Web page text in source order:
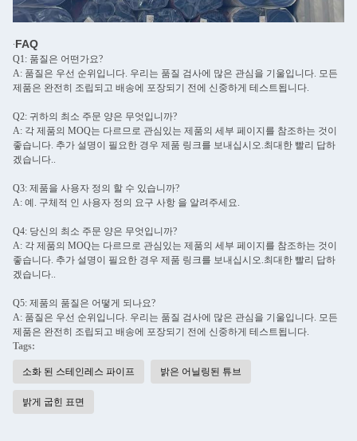
∙FAQ
Q1: 품질은 어떤가요?
A: 품질은 우선 순위입니다. 우리는 품질 검사에 많은 관심을 기울입니다. 모든
제품은 완전히 조립되고 배송에 포장되기 전에 신중하게 테스트됩니다.
Q2: 귀하의 최소 주문 양은 무엇입니까?
A: 각 제품의 MOQ는 다르므로 관심있는 제품의 세부 페이지를 참조하는 것이
좋습니다. 추가 설명이 필요한 경우 제품 링크를 보내십시오.최대한 빨리 답하
겠습니다..
Q3: 제품을 사용자 정의 할 수 있습니까?
A: 예. 구체적 인 사용자 정의 요구 사항 을 알려주세요.
Q4: 당신의 최소 주문 양은 무엇입니까?
A: 각 제품의 MOQ는 다르므로 관심있는 제품의 세부 페이지를 참조하는 것이
좋습니다. 추가 설명이 필요한 경우 제품 링크를 보내십시오.최대한 빨리 답하
겠습니다..
Q5: 제품의 품질은 어떻게 되나요?
A: 품질은 우선 순위입니다. 우리는 품질 검사에 많은 관심을 기울입니다. 모든
제품은 완전히 조립되고 배송에 포장되기 전에 신중하게 테스트됩니다.
Tags:
소화 된 스테인레스 파이프 밝은 어닐링된 튜브
밝게 굽힌 표면